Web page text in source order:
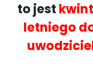
to jest
letniego